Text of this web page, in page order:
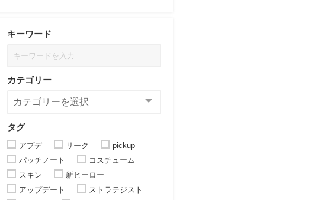
キーワード
カテゴリー
タグ
アプデ リーク
pickup
パッチノート
コスチューム
スキン
新ヒーロー
アップデート
ストラテジスト